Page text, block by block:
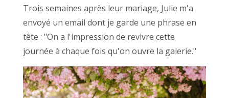
Trois semaines après leur mariage, Julie m'a
envoyé un email dont je garde une phrase en
tête : "On a l'impression de revivre cette
journée à chaque fois qu'on ouvre la galerie."